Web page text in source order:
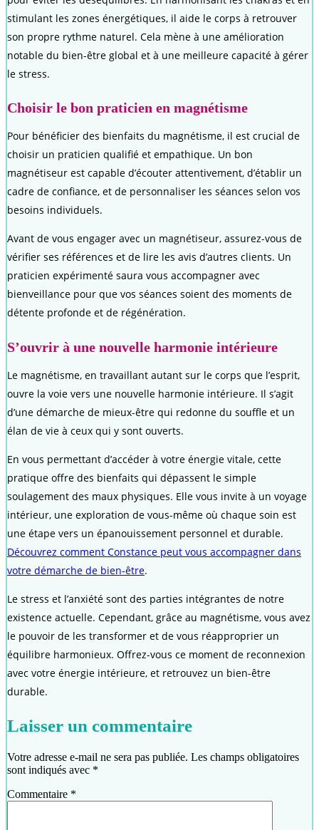
stimulant les zones énergétiques, il aide le corps à retrouver
son propre rythme naturel. Cela mène à une amélioration
notable du bien-être global et à une meilleure capacité à gérer
le stress.
Choisir le bon praticien en magnétisme
Pour bénéficier des bienfaits du magnétisme, il est crucial de
choisir un praticien qualifié et empathique. Un bon
magnétiseur est capable d’écouter attentivement, d’établir un
cadre de confiance, et de personnaliser les séances selon vos
besoins individuels.
Avant de vous engager avec un magnétiseur, assurez-vous de
vérifier ses références et de lire les avis d’autres clients. Un
praticien expérimenté saura vous accompagner avec
bienveillance pour que vos séances soient des moments de
détente profonde et de régénération.
S’ouvrir à une nouvelle harmonie intérieure
Le magnétisme, en travaillant autant sur le corps que l’esprit,
ouvre la voie vers une nouvelle harmonie intérieure. Il s’agit
d’une démarche de mieux-être qui redonne du souffle et un
élan de vie à ceux qui y sont ouverts.
En vous permettant d’accéder à votre énergie vitale, cette
pratique offre des bienfaits qui dépassent le simple
soulagement des maux physiques. Elle vous invite à un voyage
intérieur, une exploration de vous-même où chaque soin est
une étape vers un épanouissement personnel et durable.
Découvrez comment Constance peut vous accompagner dans
votre démarche de bien-être.
Le stress et l’anxiété sont des parties intégrantes de notre
existence actuelle. Cependant, grâce au magnétisme, vous avez
le pouvoir de les transformer et de vous réapproprier un
équilibre harmonieux. Offrez-vous ce moment de reconnexion
avec votre énergie intérieure, et retrouvez un bien-être
durable.
Laisser un commentaire
Votre adresse e-mail ne sera pas publiée. Les champs obligatoires
sont indiqués avec *
Commentaire *